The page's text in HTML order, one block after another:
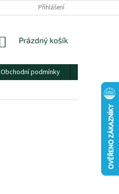
Přihlášení
NÁKUPNÍ
Prázdný košík
Obchodní podmínky